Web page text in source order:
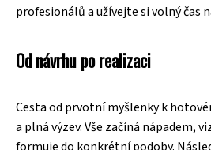
profesionálů a užívejte si volný čas
Od návrhu po realizaci
Cesta od prvotní myšlenky k
a plná výzev. Vše začíná nápadem,